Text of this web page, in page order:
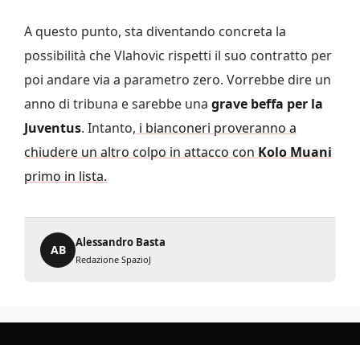
A questo punto, sta diventando concreta la
possibilità che Vlahovic rispetti il suo contratto per
poi andare via a parametro zero. Vorrebbe dire un
anno di tribuna e sarebbe una grave beffa per la
Juventus. Intanto, i bianconeri proveranno a
chiudere un altro colpo in attacco con Kolo Muani
primo in lista.
AB
Alessandro Basta
Redazione SpazioJ